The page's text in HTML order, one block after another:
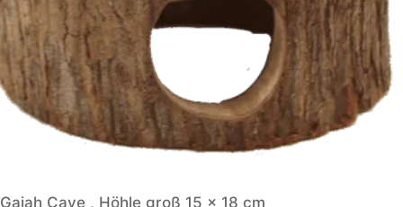
Gajah Cave , Höhle groß 15 x 18 cm